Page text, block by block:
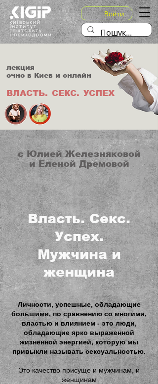
Войти
лекция
очно в Киев и онлайн
ВЛАСТЬ. СЕКС. УСПЕХ
с Юлией Железняковой
и Еленой Дремовой
Власть. Секс.
Успех.
Мужчина и
женщина
Личности, успешные, обладающие
большими, по сравнению со многими,
властью и влиянием - это люди,
обладающие ярко выраженной
жизненной энергией, которую мы
привыкли называть сексуальностью.
Это качество присуще и мужчинам, и
женщинам